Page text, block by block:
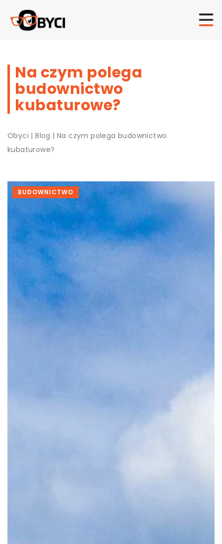
Na czym polega
budownictwo
kubaturowe?
Obyci |Blog |Na czym polega budownictwo
kubaturowe?
BUDOWNICTWO